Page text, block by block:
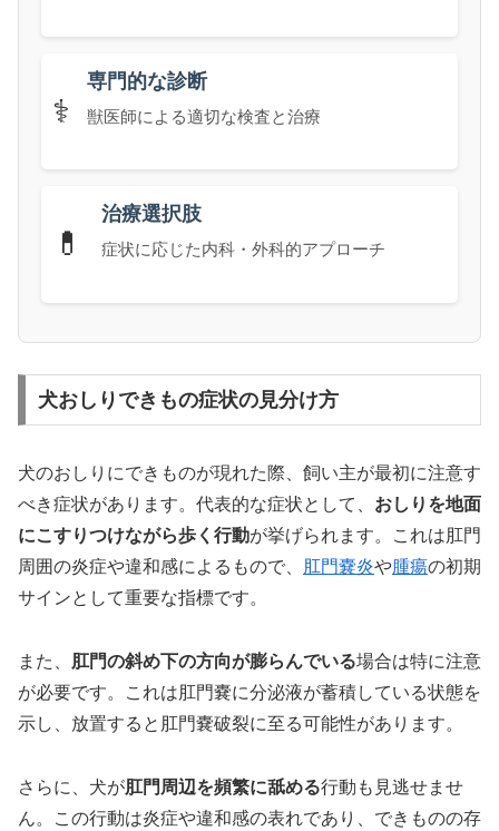
⚕️
専門的な診断
獣医師による適切な検査と治療
💊
治療選択肢
症状に応じた内科・外科的アプローチ
犬おしりできもの症状の見分け方
犬のおしりにできものが現れた際、飼い主が最初に注意す
べき症状があります。代表的な症状として、 おしりを地面
にこすりつけながら歩く行動が挙げられます。これは肛門
周囲の炎症や違和感によるもので、
肛門嚢炎や腫瘍の初期
サインとして重要な指標です。
また、 肛門の斜め下の方向が膨らんでいる場合は特に注意
が必要です。これは肛門嚢に分泌液が蓄積している状態を
示し、放置すると肛門嚢破裂に至る可能性があります。
さらに、犬が肛門周辺を頻繁に舐める行動も見逃せませ
ん。この行動は炎症や違和感の表れであり、できものの存